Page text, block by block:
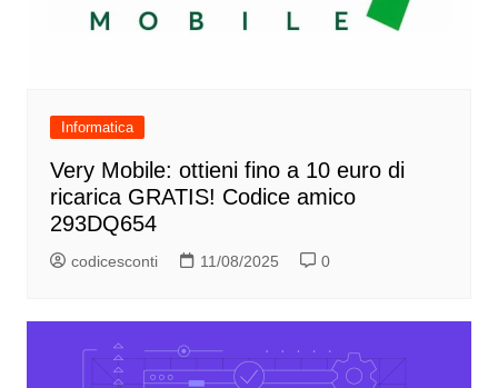
Informatica
Very Mobile: ottieni fino a 10 euro di
ricarica GRATIS! Codice amico
293DQ654
codicesconti 11/08/2025 0